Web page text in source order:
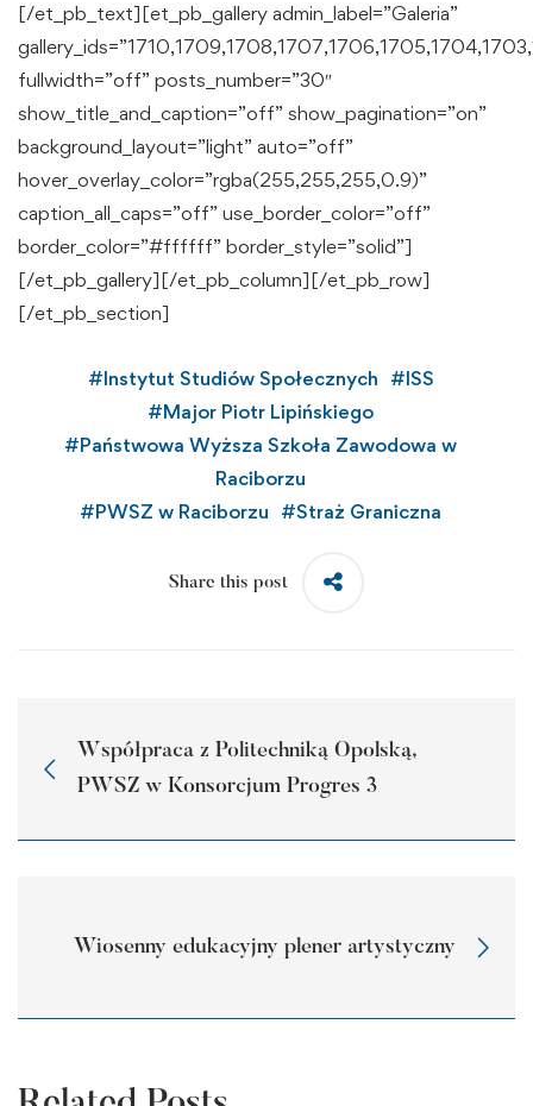
[/et_pb_text][et_pb_gallery admin_label=”Galeria”
fullwidth=”off” posts_number=”30″
show_title_and_caption=”off” show_pagination=”on”
background_layout=”light” auto=”off”
hover_overlay_color=”rgba(255,255,255,0.9)”
caption_all_caps=”off” use_border_color=”off”
border_color=”#ffffff” border_style=”solid”]
[/et_pb_gallery][/et_pb_column][/et_pb_row]
[/et_pb_section]
#Instytut Studiów Społecznych #ISS
#Major Piotr Lipińskiego
#Państwowa Wyższa Szkoła Zawodowa w
Raciborzu
#PWSZ w Raciborzu #Straż Graniczna
Share this post
Współpraca z Politechniką Opolską,
PWSZ w Konsorcjum Progres 3
Wiosenny edukacyjny plener artystyczny